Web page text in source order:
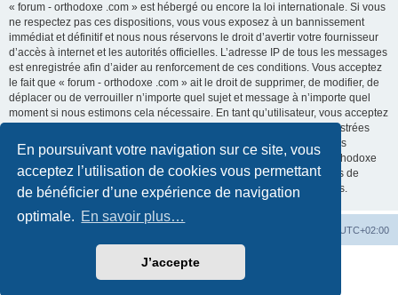
En poursuivant votre navigation sur ce site, vous
acceptez l’utilisation de cookies vous permettant
de bénéficier d’une expérience de navigation
optimale. En savoir plus…
J’accepte
« forum - orthodoxe .com » est hébergé ou encore la loi internationale. Si vous
ne respectez pas ces dispositions, vous vous exposez à un bannissement
immédiat et définitif et nous nous réservons le droit d’avertir votre fournisseur
d’accès à internet et les autorités officielles. L’adresse IP de tous les messages
est enregistrée afin d’aider au renforcement de ces conditions. Vous acceptez
le fait que « forum - orthodoxe .com » ait le droit de supprimer, de modifier, de
déplacer ou de verrouiller n’importe quel sujet et message à n’importe quel
moment si nous estimons cela nécessaire. En tant qu’utilisateur, vous acceptez
que toutes les informations que vous avez renseignées soient enregistrées
dans notre base de données. Bien que ces informations ne seront pas
diffusées à une tierce partie sans votre consentement, ni « forum - orthodoxe
.com », ni phpBB, ne pourront être tenus comme responsables en cas de
tentative de piratage informatique visant à compromettre vos données.
UTC+02:00
phpBB® Forum Software © phpBB Limited
©